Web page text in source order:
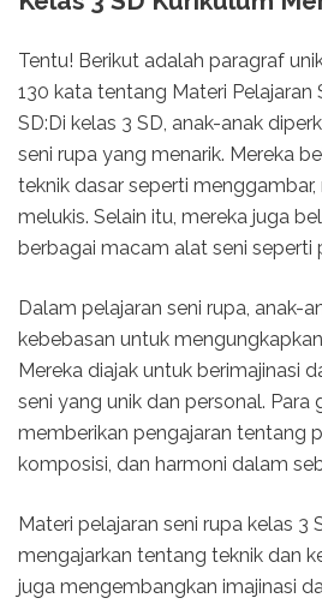
Tentu! Berikut adalah paragraf
130 kata tentang Materi Pelajaran
SD:Di kelas 3 SD, anak-anak
seni rupa yang menarik. Mereka
teknik dasar seperti menggambar,
melukis. Selain itu, mereka juga
berbagai macam alat seni seperti
Dalam pelajaran seni rupa, anak-
kebebasan untuk
Mereka diajak untuk berimajinasi
seni yang unik dan personal. Para
memberikan pengajaran tentang
komposisi, dan harmoni dalam
Materi pelajaran seni rupa kelas 3
mengajarkan tentang teknik dan
juga mengembangkan imajinasi